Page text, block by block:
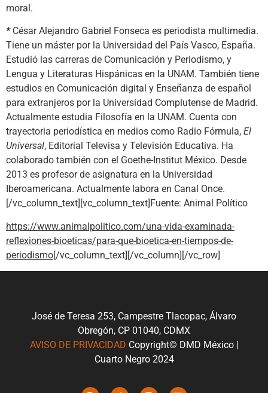
moral.
* César Alejandro Gabriel Fonseca es periodista multimedia.
Tiene un máster por la Universidad del País Vasco, España.
Estudió las carreras de Comunicación y Periodismo, y
Lengua y Literaturas Hispánicas en la UNAM. También tiene
estudios en Comunicación digital y Enseñanza de español
para extranjeros por la Universidad Complutense de Madrid.
Actualmente estudia Filosofía en la UNAM. Cuenta con
trayectoria periodística en medios como Radio Fórmula, El
Universal, Editorial Televisa y Televisión Educativa. Ha
colaborado también con el Goethe-Institut México. Desde
2013 es profesor de asignatura en la Universidad
Iberoamericana. Actualmente labora en Canal Once.
[/vc_column_text][vc_column_text]Fuente: Animal Político
https://www.animalpolitico.com/una-vida-examinada-
reflexiones-bioeticas/para-que-bioetica-en-tiempos-de-
periodismo[/vc_column_text][/vc_column][/vc_row]
José de Teresa 253, Campestre Tlacopac, Álvaro
Obregón, CP 01040, CDMX
AVISO DE PRIVACIDAD Copyright© DMD México |
Cuarto Negro 2024